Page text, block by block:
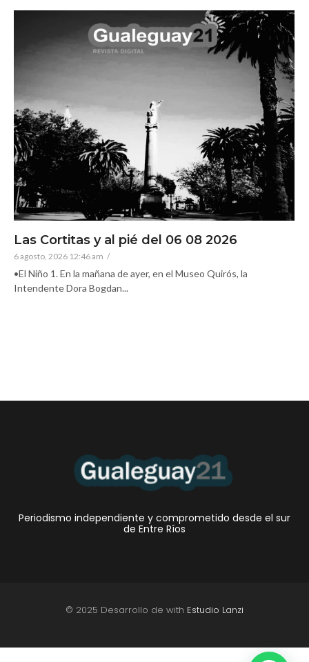
Las Cortitas y al pié del 06 08 2026
6 agosto, 2026 12:46 am /
•El Niño 1. En la mañana de ayer, en el Museo Quirós, la
Intendente Dora Bogdan...
Periodismo independiente y comprometido desde el sur
de Entre Ríos
© 2025 Desarrollo de with Estudio Lanzi